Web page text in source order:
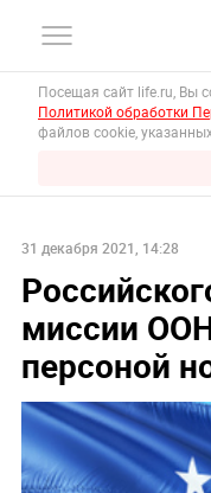
Посещая сайт life.ru, Вы
Политикой обработки
файлов cookie,
31 декабря 2021, 14:28
миссии
персоной